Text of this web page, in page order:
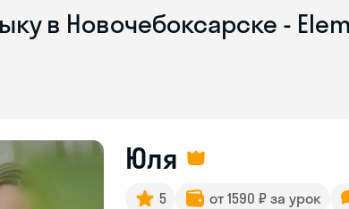
в Новочебоксарске -
Юля
5 от 1590 ₽ за урок